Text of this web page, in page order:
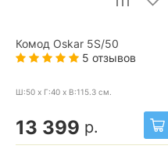
Комод Oskar 5S/50
5 отзывов
Ш:50 x Г:40 x В:115.3 см.
13 399 р.